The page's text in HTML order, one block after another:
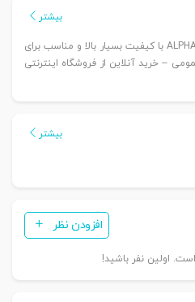
بیشتر
فروش ویژه رولبرینگ 32205 برند ALPHA با کیفیت بسیار بالا و مناسب برای
– خرید آنلاین از فروشگاه اینترنتی
بیشتر
افزودن نظر
اولین نفر باشید!